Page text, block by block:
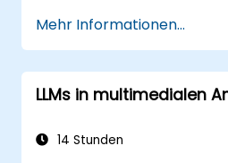
Erstellung von Inhalten
Sie integrieren LLMs in
die Nutzerbindung zu
KI-gesteuerte
Mehr Informationen...
LLMs in multimedialen
14 Stunden